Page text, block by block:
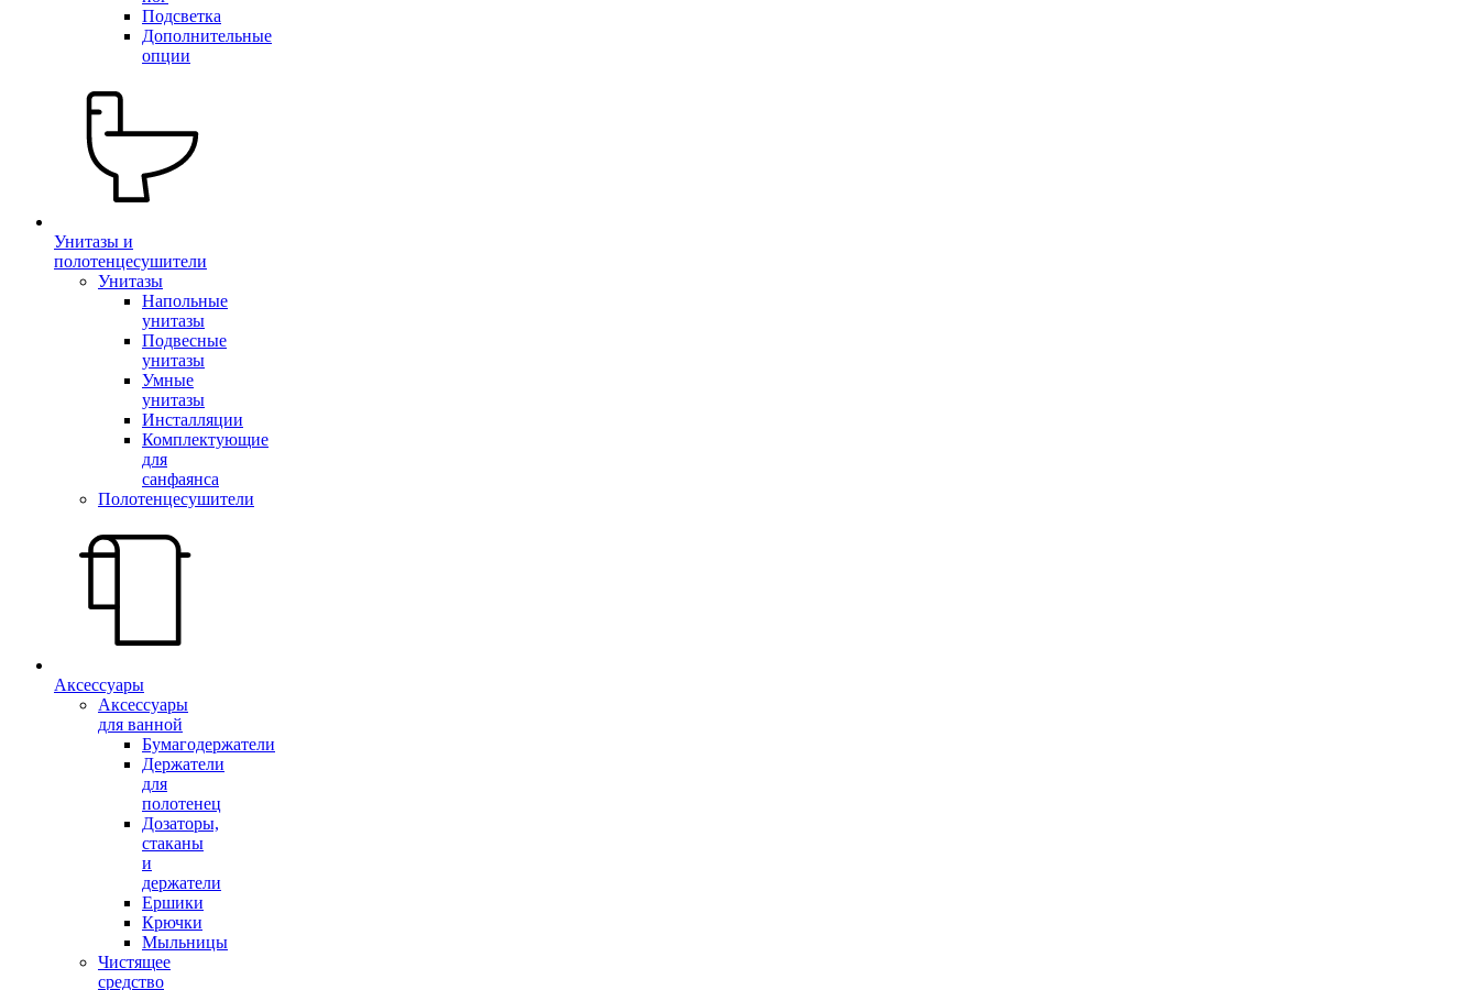
Подсветка
Дополнительные
опции
Унитазы и
полотенцесушители
Унитазы
Напольные
унитазы
Подвесные
унитазы
Умные
унитазы
Инсталляции
Комплектующие
для
санфаянса
Полотенцесушители
Аксессуары
Аксессуары
для ванной
Бумагодержатели
Держатели
для
полотенец
Дозаторы,
стаканы
и
держатели
Ершики
Крючки
Мыльницы
Чистящее
средство